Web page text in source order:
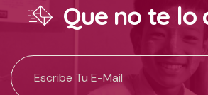
Que no te lo